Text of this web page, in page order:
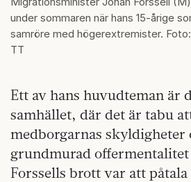
under sommaren när hans 15-årige
samröre med högerextremister.
TT
Ett av hans huvudteman är
samhället, där det är tabu
medborgarnas skyldigheter
grundmurad offermentalitet
Forssells brott var att